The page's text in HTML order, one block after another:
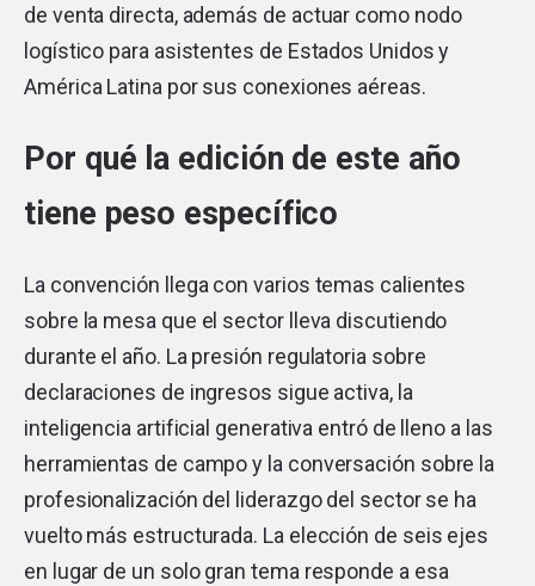
de venta directa, además de actuar como nodo
logístico para asistentes de Estados Unidos y
América Latina por sus conexiones aéreas.
Por qué la edición de este año
tiene peso específico
La convención llega con varios temas calientes
sobre la mesa que el sector lleva discutiendo
durante el año. La presión regulatoria sobre
declaraciones de ingresos sigue activa, la
inteligencia artificial generativa entró de lleno a las
herramientas de campo y la conversación sobre la
profesionalización del liderazgo del sector se ha
vuelto más estructurada. La elección de seis ejes
en lugar de un solo gran tema responde a esa